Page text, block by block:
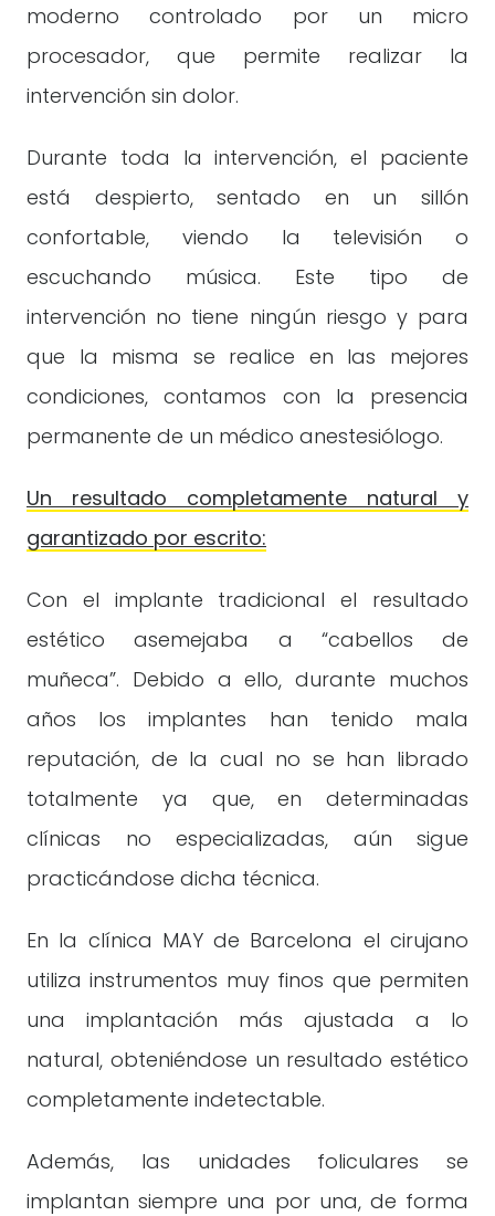
moderno controlado por un micro
procesador, que permite realizar la
intervención sin dolor.
Durante toda la intervención, el paciente
está despierto, sentado en un sillón
confortable, viendo la televisión o
escuchando música. Este tipo de
intervención no tiene ningún riesgo y para
que la misma se realice en las mejores
condiciones, contamos con la presencia
permanente de un médico anestesiólogo.
Un resultado completamente natural y
garantizado por escrito:
Con el implante tradicional el resultado
estético asemejaba a “cabellos de
muñeca”. Debido a ello, durante muchos
años los implantes han tenido mala
reputación, de la cual no se han librado
totalmente ya que, en determinadas
clínicas no especializadas, aún sigue
practicándose dicha técnica.
En la clínica MAY de Barcelona el cirujano
utiliza instrumentos muy finos que permiten
una implantación más ajustada a lo
natural, obteniéndose un resultado estético
completamente indetectable.
Además, las unidades foliculares se
implantan siempre una por una, de forma